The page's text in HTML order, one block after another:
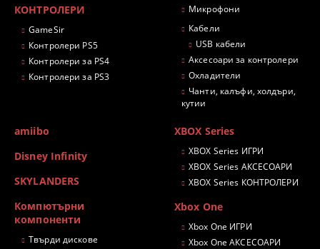
КОНТРОЛЕРИ
GameSir
Контролери PS5
Контролери за PS4
Контролери за PS3
Микрофони
Кабели
USB кабели
Аксесоари за контролери
Охладители
Чанти, калъфи, холдъри,
кутии
amiibo
Disney Infinity
SKYLANDERS
Компютърни
компоненти
Твърди дискове
XBOX Series
XBOX Series ИГРИ
XBOX Series АКСЕСОАРИ
XBOX Series КОНТРОЛЕРИ
Xbox One
Xbox One ИГРИ
Xbox One АКСЕСОАРИ